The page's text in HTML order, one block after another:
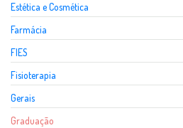
Estética e Cosmética
Farmácia
FIES
Fisioterapia
Gerais
Graduação